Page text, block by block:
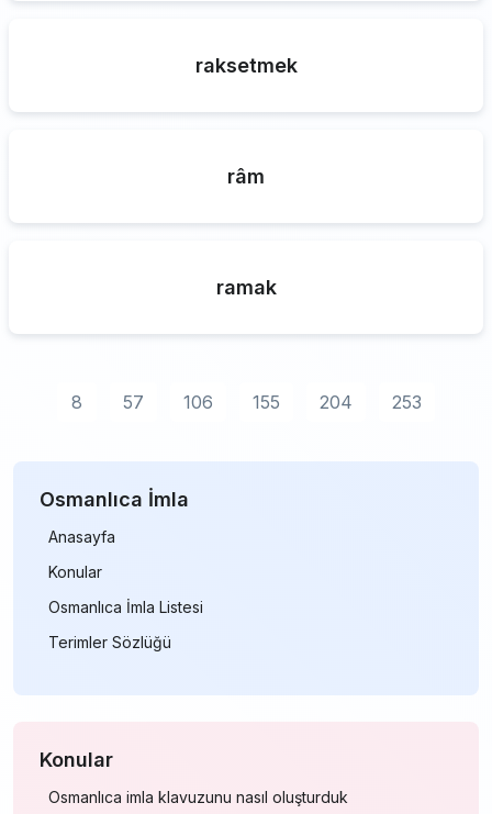
raksetmek
râm
ramak
8 57 106 155 204 253
Osmanlıca İmla
Anasayfa
Konular
Osmanlıca İmla Listesi
Terimler Sözlüğü
Konular
Osmanlıca imla klavuzunu nasıl oluşturduk